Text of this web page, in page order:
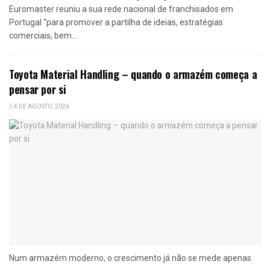
Euromaster reuniu a sua rede nacional de franchisados em
Portugal “para promover a partilha de ideias, estratégias
comerciais, bem...
Toyota Material Handling – quando o armazém começa a
pensar por si
4 DE AGOSTO, 2026
Num armazém moderno, o crescimento já não se mede apenas